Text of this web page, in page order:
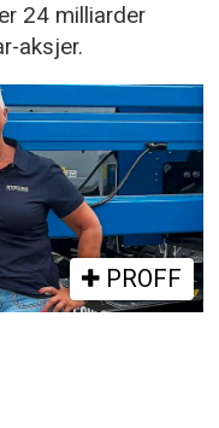
24 milliarder
aksjer.
PROFF